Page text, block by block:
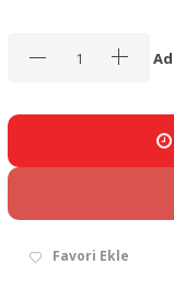
Favori Ekle